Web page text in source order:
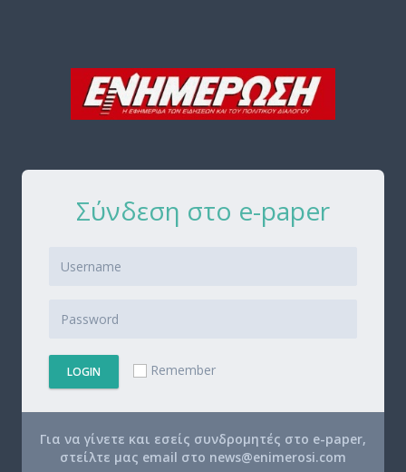
Σύνδεση στο e-paper
LOGIN Remember
Για να γίνετε και εσείς συνδρομητές στο e-paper,
στείλτε μας email στο news@enimerosi.com